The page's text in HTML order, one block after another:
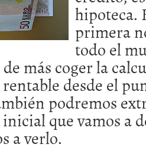
hipoteca.
primera
todo el
más coger la
rentable desde el
podremos
que vamos a
a verlo.